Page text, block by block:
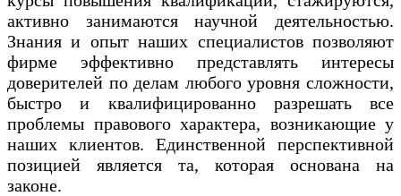
активно занимаются научной деятельностью.
Знания и опыт наших специалистов позволяют
фирме эффективно представлять интересы
доверителей по делам любого уровня сложности,
быстро и квалифицированно разрешать все
проблемы правового характера, возникающие у
наших клиентов. Единственной перспективной
позицией является та, которая основана на
законе.